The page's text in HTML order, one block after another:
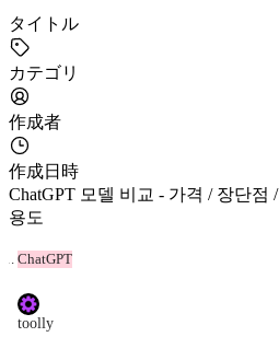
タイトル
カテゴリ
作成者
作成日時
ChatGPT 모델 비교 - 가격 / 장단점 /
용도
ChatGPT
toolly